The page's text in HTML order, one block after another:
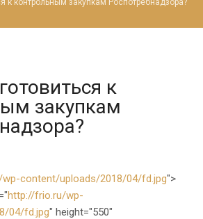
к контрольным закупкам Роспотребнадзора?
к
закупкам
content/uploads/2018/04/fd.jpg">
http://frio.ru/wp-
04/fd.jpg" height="550"